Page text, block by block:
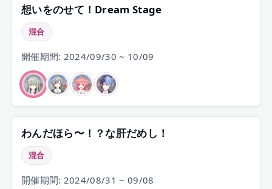
想いをのせて！Dream Stage
混合
開催期間: 2024/09/30 ~ 10/09
わんだほら〜！？な肝だめし！
混合
開催期間: 2024/08/31 ~ 09/08